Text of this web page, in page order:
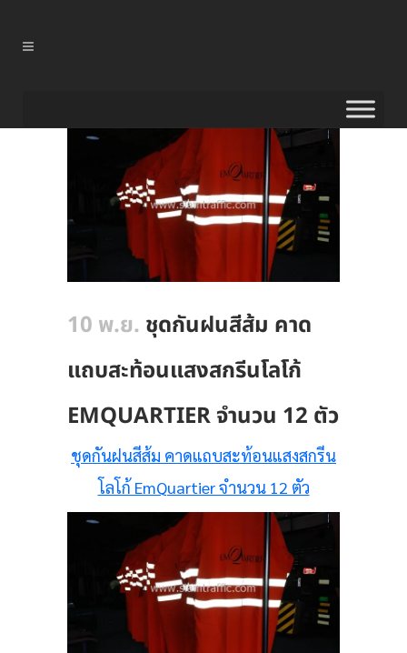
10 พ.ย. ชุดกันฝนสีส้ม คาด
แถบสะท้อนแสงสกรีนโลโก้
EMQUARTIER จำนวน 12 ตัว
ชุดกันฝนสีส้ม คาดแถบสะท้อนแสงสกรีน
โลโก้ EmQuartier จำนวน 12 ตัว